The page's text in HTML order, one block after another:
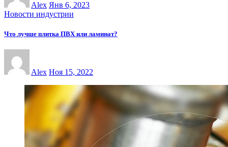
Alex Янв 6, 2023
Новости индустрии
Что лучше плитка ПВХ или ламинат?
Alex Ноя 15, 2022